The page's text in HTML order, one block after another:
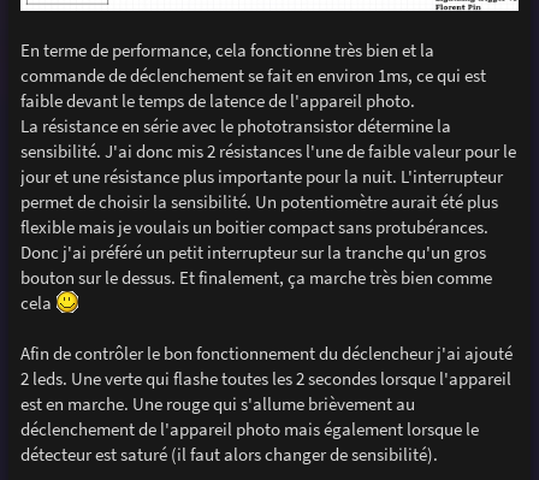
En terme de performance, cela fonctionne très bien et la
commande de déclenchement se fait en environ 1ms, ce qui est
faible devant le temps de latence de l'appareil photo.
La résistance en série avec le phototransistor détermine la
sensibilité. J'ai donc mis 2 résistances l'une de faible valeur pour le
jour et une résistance plus importante pour la nuit. L'interrupteur
permet de choisir la sensibilité. Un potentiomètre aurait été plus
flexible mais je voulais un boitier compact sans protubérances.
Donc j'ai préféré un petit interrupteur sur la tranche qu'un gros
bouton sur le dessus. Et finalement, ça marche très bien comme
cela
Afin de contrôler le bon fonctionnement du déclencheur j'ai ajouté
2 leds. Une verte qui flashe toutes les 2 secondes lorsque l'appareil
est en marche. Une rouge qui s'allume brièvement au
déclenchement de l'appareil photo mais également lorsque le
détecteur est saturé (il faut alors changer de sensibilité).